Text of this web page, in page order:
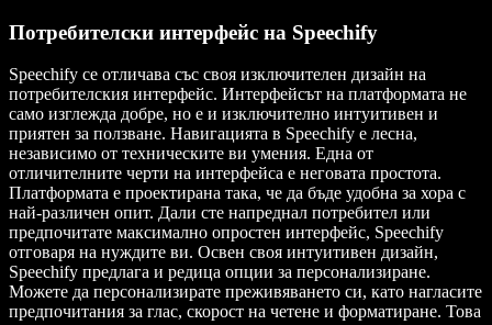
Потребителски интерфейс на Speechify
Speechify се отличава със своя изключителен дизайн на
потребителския интерфейс. Интерфейсът на платформата не
само изглежда добре, но е и изключително интуитивен и
приятен за ползване. Навигацията в Speechify е лесна,
независимо от техническите ви умения. Една от
отличителните черти на интерфейса е неговата простота.
Платформата е проектирана така, че да бъде удобна за хора с
най-различен опит. Дали сте напреднал потребител или
предпочитате максимално опростен интерфейс, Speechify
отговаря на нуждите ви. Освен своя интуитивен дизайн,
Speechify предлага и редица опции за персонализиране.
Можете да персонализирате преживяването си, като нагласите
предпочитания за глас, скорост на четене и форматиране. Това